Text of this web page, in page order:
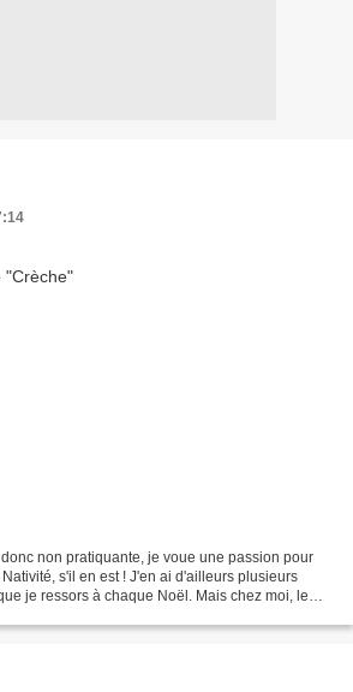
non pratiquante, je voue une passion pour
s'il en est ! J'en ai d'ailleurs plusieurs
je ressors à chaque Noël. Mais chez moi, le